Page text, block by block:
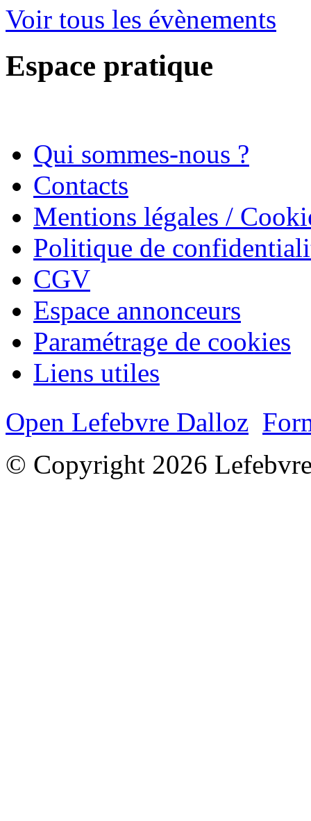
Voir tous les évènements
Espace pratique
Qui sommes-nous ?
Contacts
Mentions légales /
Politique de
CGV
Espace annonceurs
Paramétrage de cookies
Liens utiles
Open Lefebvre Dalloz
© Copyright 2026